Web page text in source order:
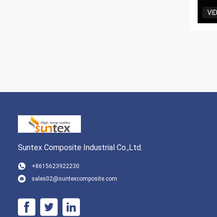
Suntex Composite Industrial Co.,Ltd.
+8615623922230
sales02@suntexcomposite.com